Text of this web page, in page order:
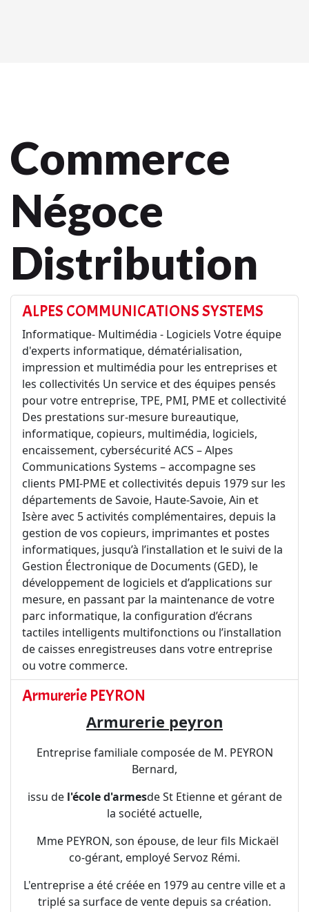
Commerce
Négoce
Distribution
ALPES COMMUNICATIONS SYSTEMS
Informatique- Multimédia - Logiciels Votre équipe
d'experts informatique, dématérialisation,
impression et multimédia pour les entreprises et
les collectivités Un service et des équipes pensés
pour votre entreprise, TPE, PMI, PME et collectivité
Des prestations sur-mesure bureautique,
informatique, copieurs, multimédia, logiciels,
encaissement, cybersécurité ACS – Alpes
Communications Systems – accompagne ses
clients PMI-PME et collectivités depuis 1979 sur les
départements de Savoie, Haute-Savoie, Ain et
Isère avec 5 activités complémentaires, depuis la
gestion de vos copieurs, imprimantes et postes
informatiques, jusqu’à l’installation et le suivi de la
Gestion Électronique de Documents (GED), le
développement de logiciels et d’applications sur
mesure, en passant par la maintenance de votre
parc informatique, la configuration d’écrans
tactiles intelligents multifonctions ou l’installation
de caisses enregistreuses dans votre entreprise
ou votre commerce.
Armurerie PEYRON
Armurerie peyron
Entreprise familiale composée de M. PEYRON
Bernard,
issu del'école d'armesde St Etienne et gérant de
la société actuelle,
Mme PEYRON, son épouse, de leur fils Mickaël
co-gérant, employé Servoz Rémi.
L'entreprise a été créée en 1979 au centre ville et a
triplé sa surface de vente depuis sa création.